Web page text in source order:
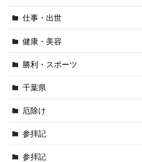
仕事・出世
健康・美容
勝利・スポーツ
千葉県
厄除け
参拝記
参拝記